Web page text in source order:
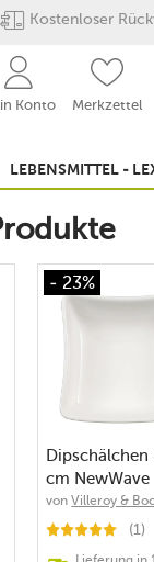
Kostenloser
Konto Merkzettel
LEBENSMITTEL -
- 23%
Dipschälchen
cm NewWave
vonVilleroy &
(1)